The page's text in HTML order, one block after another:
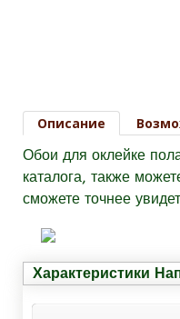
Описание
Обои для оклейке
каталога, также
сможете точнее
Характеристики